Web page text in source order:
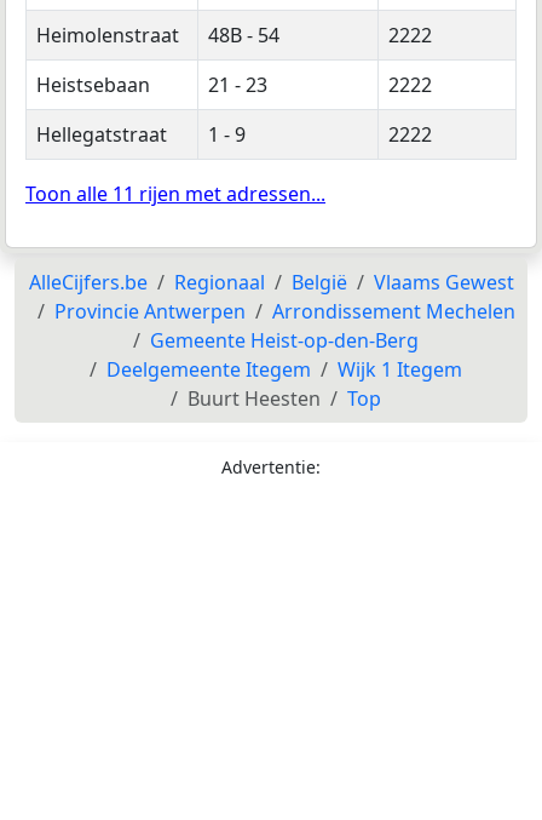
Heimolenstraat
48B - 54
2222
Heistsebaan
21 - 23
2222
Hellegatstraat
1 - 9 2222
Toon alle 11 rijen met adressen...
AlleCijfers.be Regionaal België
Vlaams Gewest
Provincie Antwerpen
Arrondissement Mechelen
Gemeente Heist-op-den-Berg
Deelgemeente Itegem
Wijk 1 Itegem
Buurt Heesten
Top
Advertentie: